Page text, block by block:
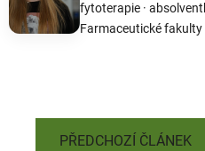
fytoterapie ·
Farmaceutické
PŘEDCHOZÍ ČLÁNEK